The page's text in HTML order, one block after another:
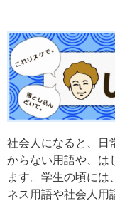
社会人になると、日
からない用語や、は
ます。学生の頃には
ネス用語や社会人用